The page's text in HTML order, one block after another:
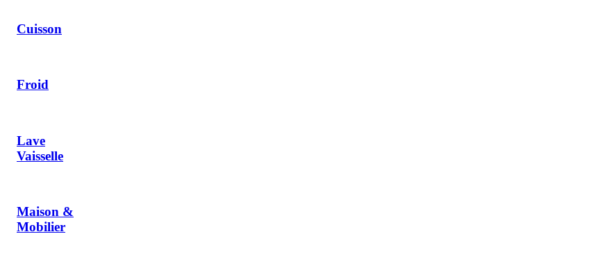
Cuisson
Froid
Lave
Vaisselle
Maison &
Mobilier